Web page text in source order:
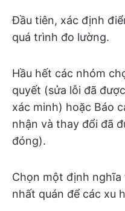
Đầu tiên, xác định
quá trình đo lường.
Hầu hết các nhóm
quyết (sửa lỗi đã
xác minh) hoặc Báo
nhận và thay đổi đã
đóng).
Chọn một định
nhất quán để các xu